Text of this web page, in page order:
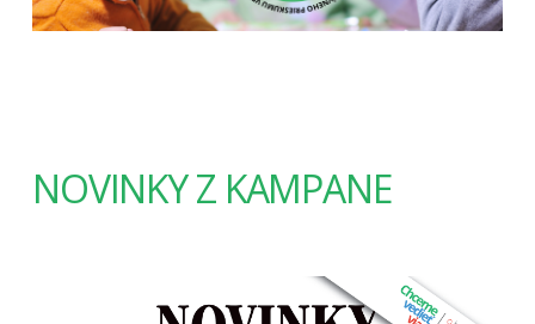
NOVINKY Z KAMPANE